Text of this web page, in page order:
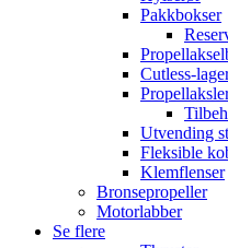
Pakkbokser
Cutless-
Utvending
Fleksible
Klemflenser
Bronsepropeller
Motorlabber
Se flere